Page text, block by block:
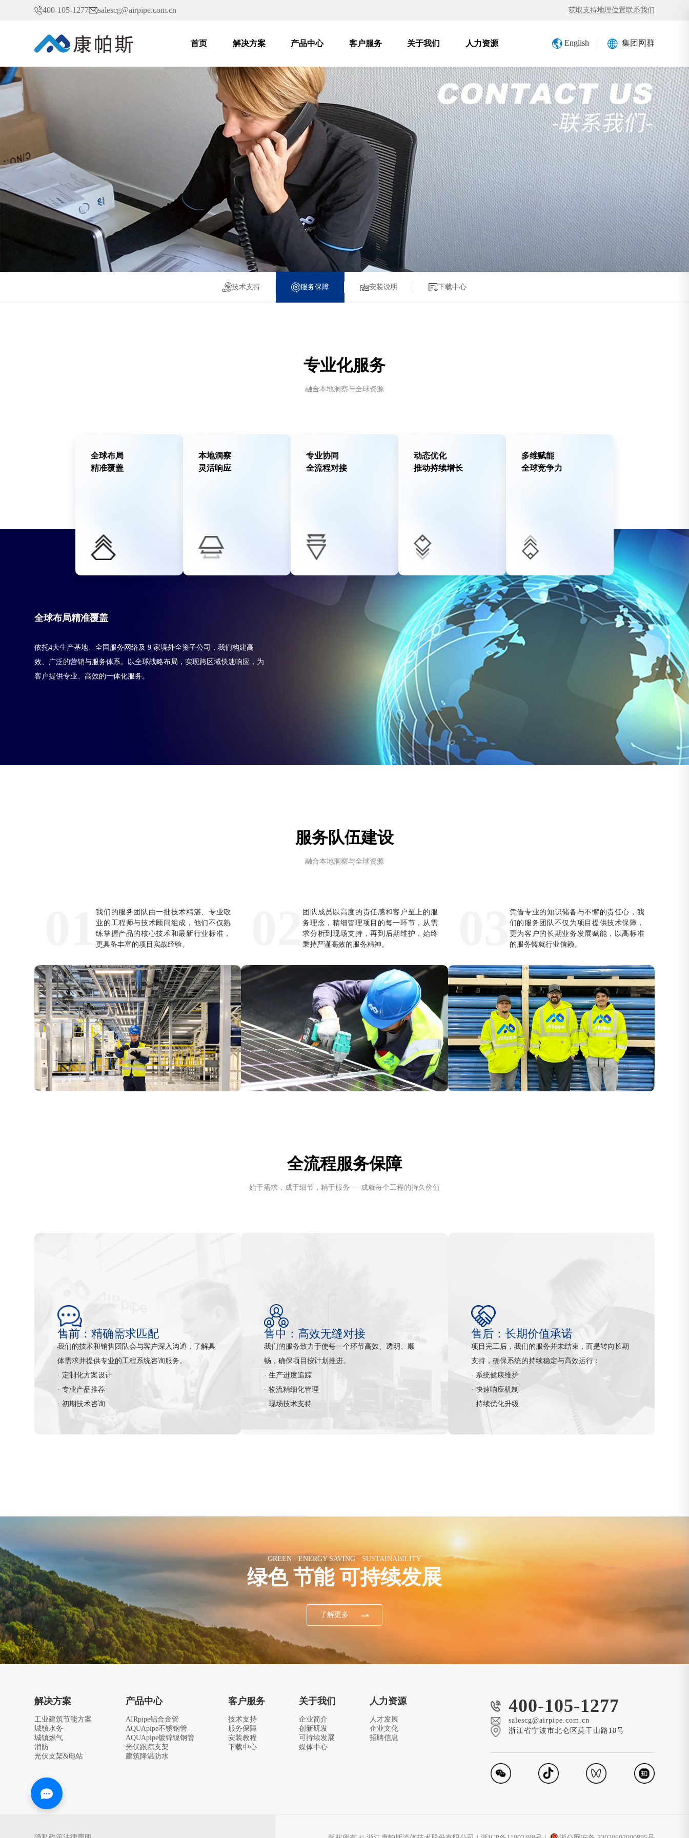
400-105-1277 salescg@airpipe.com.cn 获取支持地理位置联系我们
首页 解决方案 产品中心 客户服务 关于我们 人力资源 English | 集团网群
技术支持 服务保障 安装说明 下载中心
专业化服务
融合本地洞察与全球资源
全球布局
精准覆盖
本地洞察
灵活响应
专业协同
全流程对接
动态优化
推动持续增长
多维赋能
全球竞争力
全球布局精准覆盖
依托4大生产基地、全国服务网络及 9 家境外全资子公司，我们构建高
效、广泛的营销与服务体系。以全球战略布局，实现跨区域快速响应，为
客户提供专业、高效的一体化服务。
服务队伍建设
融合本地洞察与全球资源
01我们的服务团队由一批技术精湛、专业敬
业的工程师与技术顾问组成，他们不仅熟
练掌握产品的核心技术和最新行业标准，
更具备丰富的项目实战经验。
02团队成员以高度的责任感和客户至上的服
务理念，精细管理项目的每一环节，从需
求分析到现场支持，再到后期维护，始终
秉持严谨高效的服务精神。
凭借专业的知识储备与不懈的责任心，我
们的服务团队不仅为项目提供技术保障，
更为客户的长期业务发展赋能，以高标准
的服务铸就行业信赖。
全流程服务保障
始于需求，成于细节，精于服务 — 成就每个工程的持久价值
售前：精确需求匹配
我们的技术和销售团队会与客户深入沟通，了解具
体需求并提供专业的工程系统咨询服务。
· 定制化方案设计
· 专业产品推荐
· 初期技术咨询
售中：高效无缝对接
我们的服务致力于使每一个环节高效、透明、顺
畅，确保项目按计划推进。
· 生产进度追踪
· 物流精细化管理
· 现场技术支持
售后：长期价值承诺
项目完工后，我们的服务并未结束，而是转向长期
支持，确保系统的持续稳定与高效运行：
· 系统健康维护
· 快速响应机制
· 持续优化升级
GREEN · ENERGY SAVING · SUSTAINABILITY
绿色 节能 可持续发展
了解更多
解决方案
工业建筑节能方案
城镇水务
城镇燃气
消防
光伏支架&电站
产品中心
AIRpipe铝合金管
AQUApipe不锈钢管
AQUApipe镀锌镍钢管
光伏跟踪支架
建筑降温防水
客户服务
技术支持
服务保障
安装教程
下载中心
关于我们
企业简介
创新研发
可持续发展
媒体中心
人力资源
人才发展
企业文化
招聘信息
400-105-1277
salescg@airpipe.com.cn
浙江省宁波市北仑区莫干山路18号